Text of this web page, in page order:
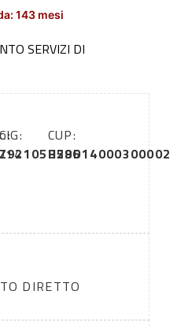
143 mesi
SERVIZI DI
CIG:
CUP:
H29D14000300002
DIRETTO